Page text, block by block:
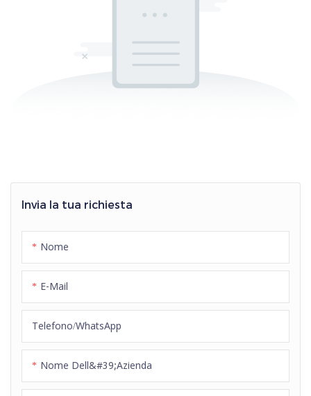
Invia la tua richiesta
Nome
E-Mail
Telefono/WhatsApp
Nome Dell&#39;azienda